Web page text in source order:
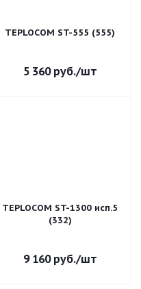
TEPLOCOM ST-555 (555)
5 360руб./шт
TEPLOCOM ST-1300 исп.5
(332)
9 160руб./шт